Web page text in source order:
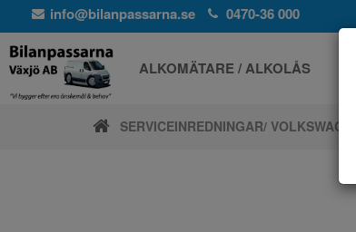
info@bilanpassarna.se 0470-36 000
ALKOMÄTARE / ALKOLÅS
SERVICEINREDNINGAR/ VOLKSWAGEN